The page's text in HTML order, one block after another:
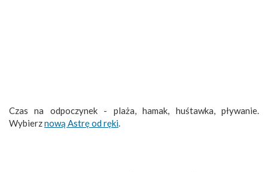
Czas na odpoczynek - plaża, hamak, huśtawka, pływanie.
Wybierznową Astrę od ręki